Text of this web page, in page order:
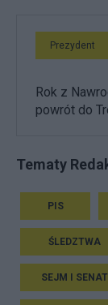
Prezydent
Rok z
powrót do
Tematy
PIS
ŚLEDZTWA
SEJM I SENAT